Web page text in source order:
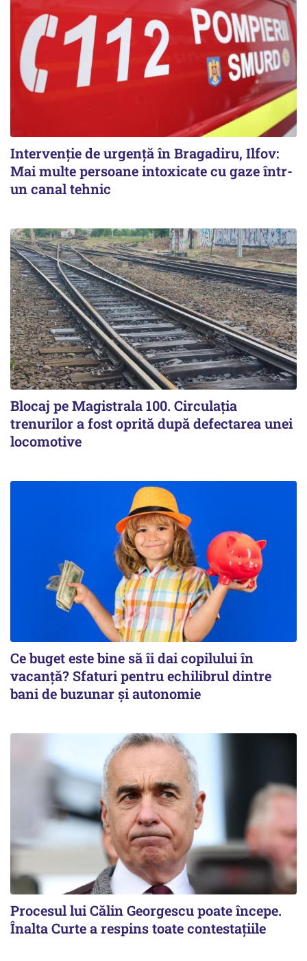
Intervenție de urgență în Bragadiru, Ilfov:
Mai multe persoane intoxicate cu gaze într-
un canal tehnic
Blocaj pe Magistrala 100. Circulația
trenurilor a fost oprită după defectarea unei
locomotive
Ce buget este bine să îi dai copilului în
vacanță? Sfaturi pentru echilibrul dintre
bani de buzunar și autonomie
Procesul lui Călin Georgescu poate începe.
Înalta Curte a respins toate contestațiile